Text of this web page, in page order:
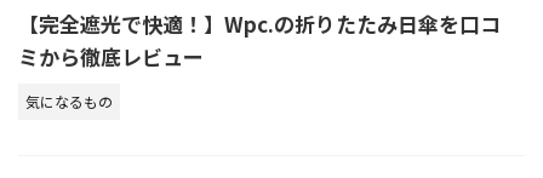
【完全遮光で快適！】Wpc.の折りたたみ日傘を口コ
ミから徹底レビュー
気になるもの